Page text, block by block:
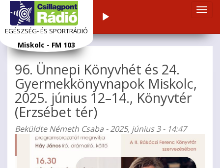
Ugrás
a
tartalomra
EGÉSZSÉG- ÉS SPORTRÁDIÓ
Miskolc - FM 103
Audiolejátszó
96. Ünnepi Könyvhét és 24.
Gyermekkönyvnapok Miskolc,
2025. június 12–14., Könyvtér
(Erzsébet tér)
BeküldteNémeth Csaba - 2025, június 3 - 14:47